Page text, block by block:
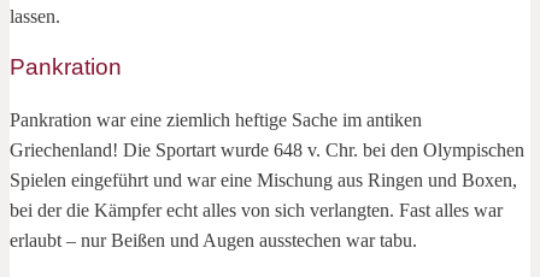
lassen.
Pankration
Pankration war eine ziemlich heftige Sache im antiken
Griechenland! Die Sportart wurde 648 v. Chr. bei den Olympischen
Spielen eingeführt und war eine Mischung aus Ringen und Boxen,
bei der die Kämpfer echt alles von sich verlangten. Fast alles war
erlaubt – nur Beißen und Augen ausstechen war tabu.